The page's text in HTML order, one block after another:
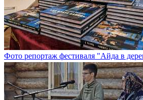
Фото репортаж фестиваля "Айда в